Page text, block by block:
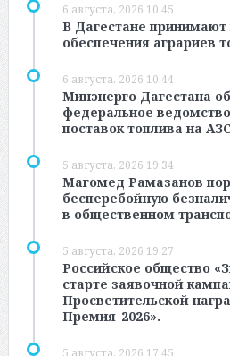
6 августа, 2026 10:45
В Дагестане
обеспечения аграриев
6 августа, 2026 10:44
Минэнерго Дагестана
федеральное
поставок топлива на АЗС
5 августа, 2026 19:34
Магомед Рамазанов
бесперебойную
в общественном
5 августа, 2026 19:27
Российское общество
старте заявочной
Просветительской
Премия-2026».
5 августа, 2026 17:45